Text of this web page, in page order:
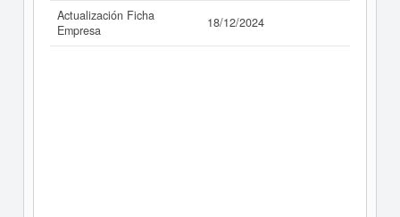
Actualización Ficha
Empresa
18/12/2024